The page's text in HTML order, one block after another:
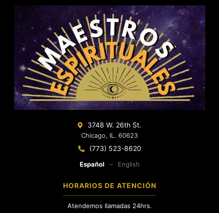
3748 W. 26th St.
Chicago, IL. 60623
(773) 523-8620
Español – English
HORARIOS DE ATENCIÓN
Atendemos llamadas 24hrs.